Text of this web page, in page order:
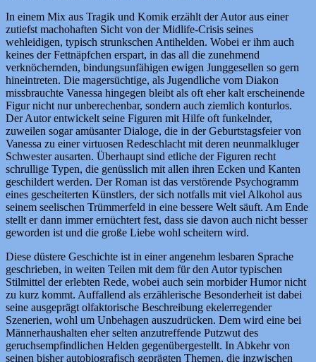
In einem Mix aus Tragik und Komik erzählt der Autor aus einer
zutiefst machohaften Sicht von der Midlife-Crisis seines
wehleidigen, typisch strunkschen Antihelden. Wobei er ihm auch
keines der Fettnäpfchen erspart, in das all die zunehmend
verknöchernden, bindungsunfähigen ewigen Junggesellen so gern
hineintreten. Die magersüchtige, als Jugendliche vom Diakon
missbrauchte Vanessa hingegen bleibt als oft eher kalt erscheinende
Figur nicht nur unberechenbar, sondern auch ziemlich konturlos.
Der Autor entwickelt seine Figuren mit Hilfe oft funkelnder,
zuweilen sogar amüsanter Dialoge, die in der Geburtstagsfeier von
Vanessa zu einer virtuosen Redeschlacht mit deren neunmalkluger
Schwester ausarten. Überhaupt sind etliche der Figuren recht
schrullige Typen, die genüsslich mit allen ihren Ecken und Kanten
geschildert werden. Der Roman ist das verstörende Psychogramm
eines gescheiterten Künstlers, der sich notfalls mit viel Alkohol aus
seinem seelischen Trümmerfeld in eine bessere Welt säuft. Am Ende
stellt er dann immer ernüchtert fest, dass sie davon auch nicht besser
geworden ist und die große Liebe wohl scheitern wird.
Diese düstere Geschichte ist in einer angenehm lesbaren Sprache
geschrieben, in weiten Teilen mit dem für den Autor typischen
Stilmittel der erlebten Rede, wobei auch sein morbider Humor nicht
zu kurz kommt. Auffallend als erzählerische Besonderheit ist dabei
seine ausgeprägt olfaktorische Beschreibung ekelerregender
Szenerien, wohl um Unbehagen auszudrücken. Dem wird eine bei
Männerhaushalten eher selten anzutreffende Putzwut des
geruchsempfindlichen Helden gegenübergestellt. In Abkehr von
seinen bisher autobiografisch geprägten Themen, die inzwischen